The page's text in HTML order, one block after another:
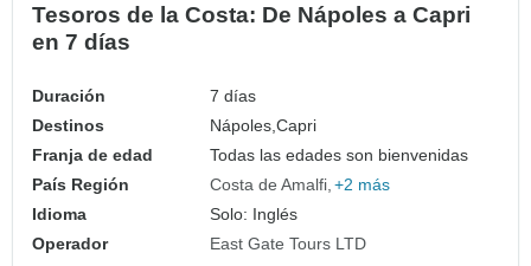
Tesoros de la Costa: De Nápoles a Capri
en 7 días
Duración
7 días
Destinos
Nápoles,Capri
Franja de edad
Todas las edades son bienvenidas
País Región
Costa de Amalfi +2 más
Idioma
Solo: Inglés
Operador
East Gate Tours LTD